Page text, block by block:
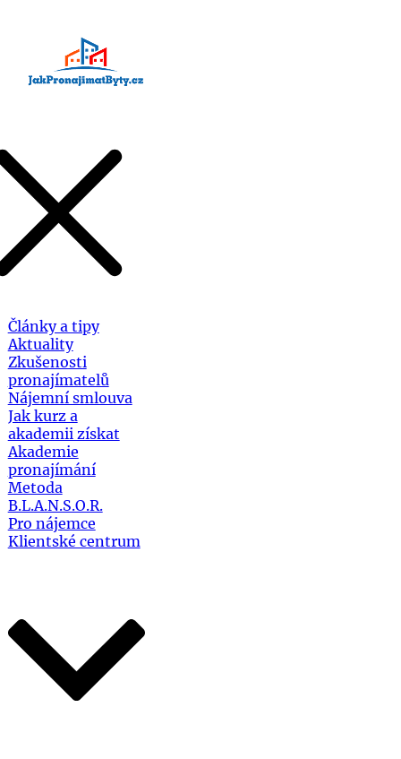
Články a tipy
Aktuality
Zkušenosti
pronajímatelů
Nájemní smlouva
Jak kurz a
akademii získat
Akademie
pronajímání
Metoda
B.L.A.N.S.O.R.
Pro nájemce
Klientské centrum